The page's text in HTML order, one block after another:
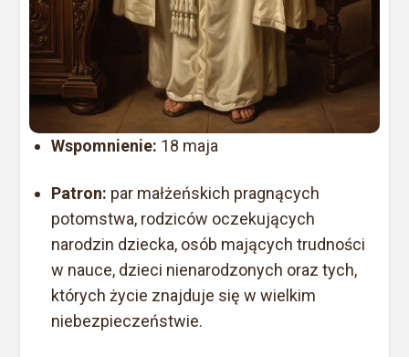
Wspomnienie: 18 maja
Patron: par małżeńskich pragnących
potomstwa, rodziców oczekujących
narodzin dziecka, osób mających trudności
w nauce, dzieci nienarodzonych oraz tych,
których życie znajduje się w wielkim
niebezpieczeństwie.